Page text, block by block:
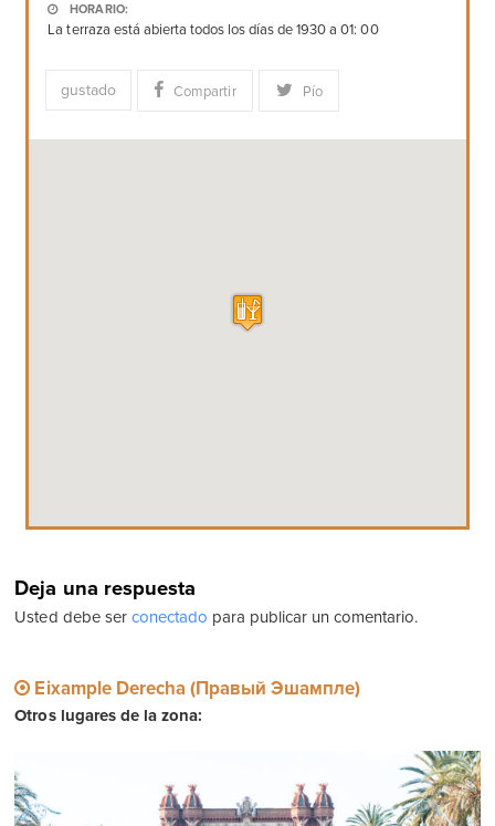
HORARIO:
La terraza está abierta todos los días de 1930 a 01: 00
gustado Compartir Pío
Deja una respuesta
Usted debe ser conectado para publicar un comentario.
Eixample Derecha (Правый Эшампле)
Otros lugares de la zona: